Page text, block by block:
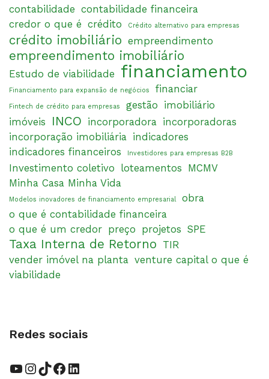
contabilidade contabilidade financeira
credor o que é crédito Crédito alternativo para empresas
crédito imobiliário empreendimento
empreendimento imobiliário
Estudo de viabilidade financiamento
Financiamento para expansão de negócios financiar
Fintech de crédito para empresas gestão imobiliário
imóveis
INCO incorporadora incorporadoras
incorporação imobiliária indicadores
indicadores financeiros
Investidores para empresas B2B
Investimento coletivo loteamentos MCMV
Minha Casa Minha Vida
Modelos inovadores de financiamento empresarial
obra
o que é contabilidade financeira
o que é um credor preço projetos SPE
Taxa Interna de Retorno TIR
vender imóvel na planta venture capital o que é
viabilidade
Redes sociais